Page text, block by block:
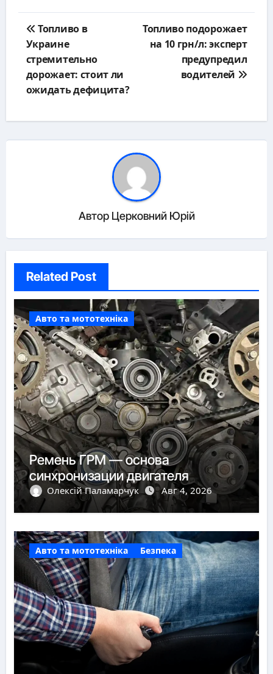
по
записям
Топливо в
Украине
стремительно
дорожает: стоит ли
ожидать дефицита?
Топливо подорожает
на 10 грн/л: эксперт
предупредил
водителей
Автор Церковний Юрій
Related Post
Авто та мототехніка
Ремень ГРМ — основа
синхронизации двигателя
Олексій Паламарчук Авг 4, 2026
Авто та мототехніка Безпека